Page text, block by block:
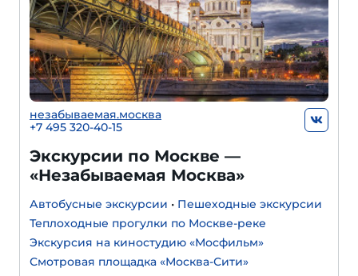
незабываемая.москва
+7 495 320-40-15
Экскурсии по Москве —
«Незабываемая Москва»
Автобусные экскурсии • Пешеходные экскурсии
Теплоходные прогулки по Москве-реке
Экскурсия на киностудию «Мосфильм»
Смотровая площадка «Москва-Сити»